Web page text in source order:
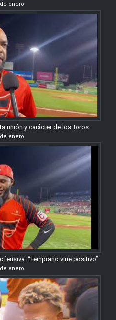
enero
unión y carácter de los Toros
enero
“Temprano vine positivo”
enero